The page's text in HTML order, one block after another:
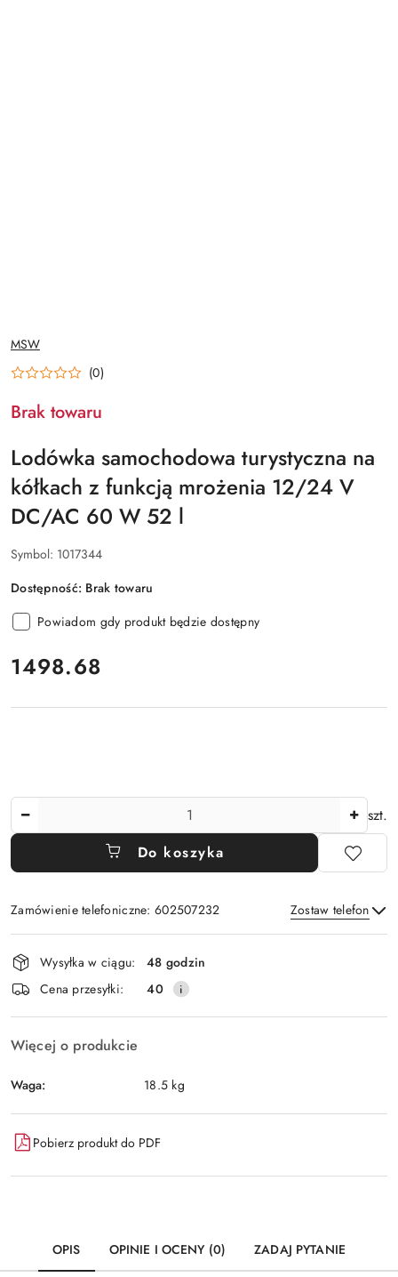
NAZWA
PRODUCENTA:
MSW
(0)
Brak towaru
Lodówka samochodowa turystyczna na
kółkach z funkcją mrożenia 12/24 V
DC/AC 60 W 52 l
Symbol: 1017344
Dostępność: Brak towaru
Powiadom gdy produkt będzie dostępny
cena:
1498.68
szt.
Do koszyka
Zamówienie telefoniczne: 602507232 Zostaw telefon
Wyślij
Dostępność
i
dostawa
Wysyłka w ciągu:
48 godzin
Cena przesyłki:
40
Więcej o produkcie
Waga: 18.5 kg
Pobierz produkt do PDF
OPIS OPINIE I OCENY (0) ZADAJ PYTANIE